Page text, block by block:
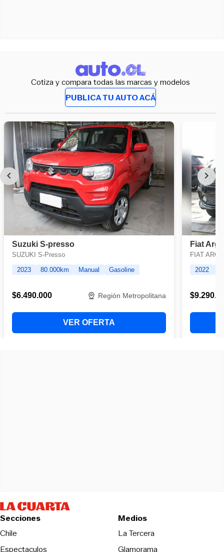
Cotiza y compara todas las marcas y modelos
PUBLICA TU AUTO ACÁ
Secciones
Chile
Espectaculos
Medios
La TerceraOpens in new
Glamorama